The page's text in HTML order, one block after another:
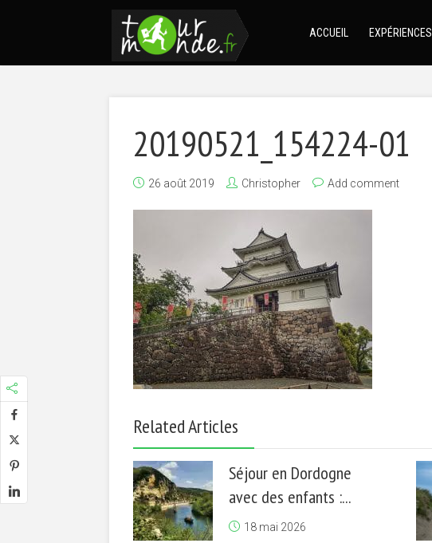
ACCUEIL EXPÉRIENCES
20190521_154224-01
26 août 2019 Christopher Add comment
Related Articles
Séjour en Dordogne
avec des enfants :...
18 mai 2026